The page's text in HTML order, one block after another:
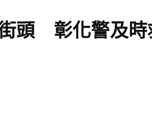
頭 彰化警及時